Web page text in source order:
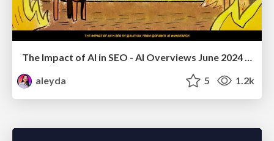
The Impact of AI in SEO - AI Overviews June 2024 Edition
aleyda
5 1.2k